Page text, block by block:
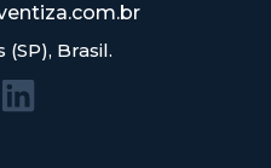
(SP), Brasil.